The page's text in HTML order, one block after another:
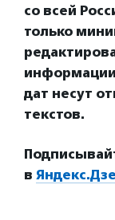
со всей
только
дат несут
текстов.
в